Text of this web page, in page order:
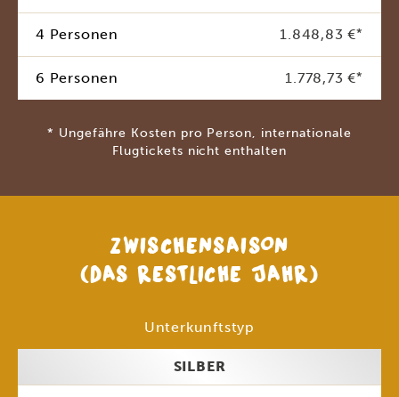
4 Personen 1.848,83 €*
6 Personen 1.778,73 €*
* Ungefähre Kosten pro Person, internationale
Flugtickets nicht enthalten
ZWISCHENSAISON
(DAS RESTLICHE JAHR)
Unterkunftstyp
SILBER